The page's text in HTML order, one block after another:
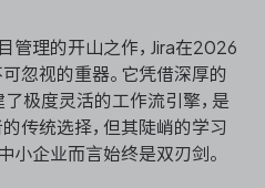
管理的开山之作，Jira在2026
忽视的重器。它凭借深厚的
极度灵活的工作流引擎，是
传统选择，但其陡峭的学习
小企业而言始终是双刃剑。